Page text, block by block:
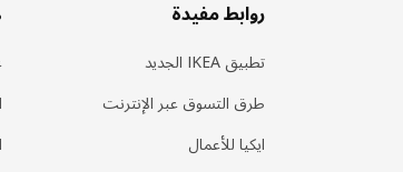
روابط مفيدة
تطبيق IKEA الجديد
طرق التسوق عبر الإنترنت
ايكيا للأعمال